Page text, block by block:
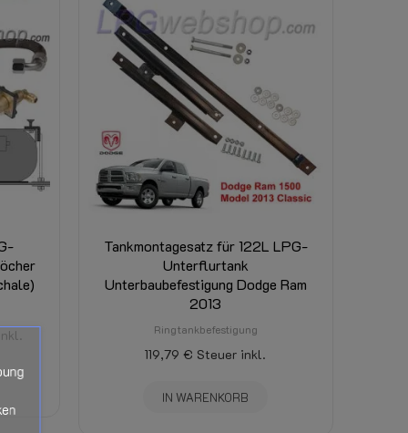
Tankmontagesatz für 122L LPG-
Unterflurtank
Unterbaubefestigung Dodge Ram
2013
Ringtankbefestigung
119,79 € Steuer inkl.
IN WARENKORB